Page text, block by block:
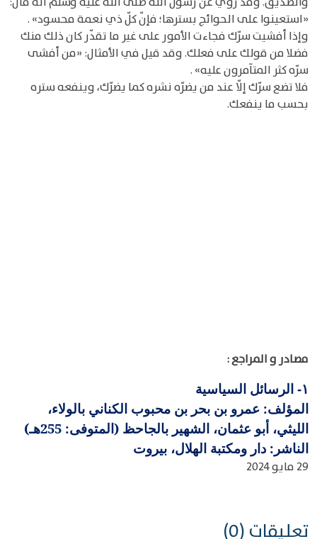
«استعينوا على الحوائج بسترها؛ فإنّ كلّ ذي نعمة محسود» .
وإذا أفشيت سرّك فجاءت الأمور على غير ما تقدّر كان ذلك منك
فضلا من قولك على فعلك. وقد قيل في الأمثال: «من أفشى
سرّه كثر المتآمرون عليه» .
فلا تضع سرّك إلّا عند من يضرّه نشره كما يضرّك، وينفعه ستره
بحسب ما ينفعك.
مصادر و المراجع :
١-
الرسائل السياسية
المؤلف: عمرو بن بحر بن محبوب الكناني بالولاء،
الليثي، أبو عثمان، الشهير بالجاحظ (المتوفى: 255هـ)
الناشر: دار ومكتبة الهلال، بيروت
29 مايو 2024
تعليقات (0)